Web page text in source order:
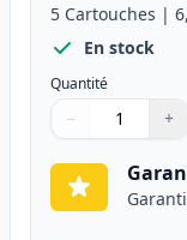
5 Cartouches |
En stock
Quantité
Quantité
Utilisez les
− +
Quantité